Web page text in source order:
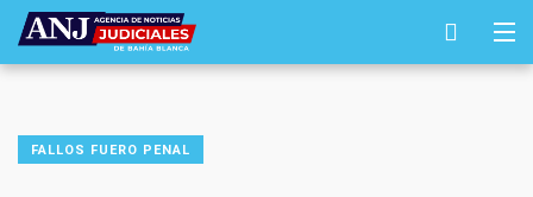
FALLOS FUERO PENAL